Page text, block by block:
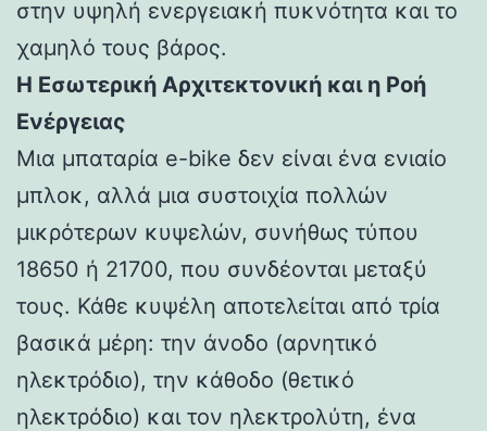
στην υψηλή ενεργειακή πυκνότητα και το
χαμηλό τους βάρος.
Η Εσωτερική Αρχιτεκτονική και η Ροή
Ενέργειας
Μια μπαταρία e-bike δεν είναι ένα ενιαίο
μπλοκ, αλλά μια συστοιχία πολλών
μικρότερων κυψελών, συνήθως τύπου
18650 ή 21700, που συνδέονται μεταξύ
τους. Κάθε κυψέλη αποτελείται από τρία
βασικά μέρη: την άνοδο (αρνητικό
ηλεκτρόδιο), την κάθοδο (θετικό
ηλεκτρόδιο) και τον ηλεκτρολύτη, ένα